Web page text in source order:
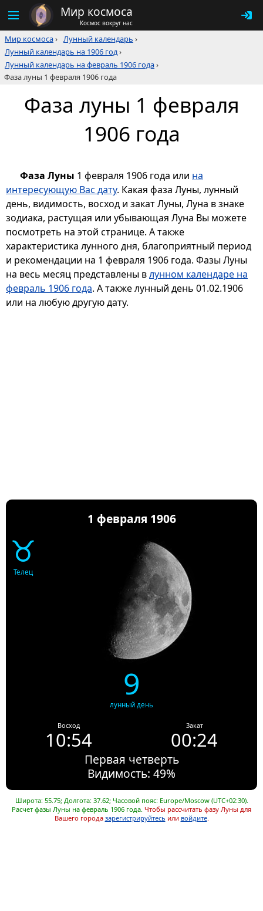
Мир космоса
Космос вокруг нас
Мир космоса› Лунный календарь ›
Лунный календарь на 1906 год›
Лунный календарь на февраль 1906 года›
Фаза луны 1 февраля 1906 года
Фаза луны 1 февраля
1906 года
Фаза Луны 1 февраля 1906 года или на
интересующую Вас дату. Какая фаза Луны, лунный
день, видимость, восход и закат Луны, Луна в знаке
зодиака, растущая или убывающая Луна Вы можете
посмотреть на этой странице. А также
характеристика лунного дня, благоприятный период
и рекомендации на 1 февраля 1906 года. Фазы Луны
на весь месяц представлены влунном календаре на
февраль 1906 года. А также лунный день 01.02.1906
или на любую другую дату.
1 февраля 1906
♉
Телец
9
лунный день
Восход
10:54
Закат
00:24
Первая четверть
Видимость: 49%
Широта: 55.75; Долгота: 37.62; Часовой пояс: Europe/Moscow (UTC+02:30).
Расчет фазы Луны на февраль 1906 года. Чтобы рассчитать фазу Луны для
Вашего города зарегистрируйтесь или войдите.